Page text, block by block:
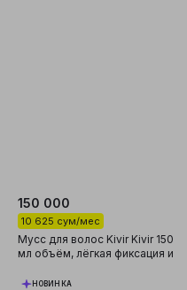
150 000
10 625 сум/мес
Мусс для волос Kivir Kivir 150
мл объём, лёгкая фиксация и
НОВИНКА